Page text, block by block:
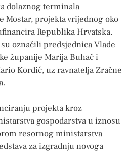
dolaznog terminala
Mostar, projekta vrijednog oko
Republika Hrvatska.
označili predsjednica Vlade
županije Marija Buhač i
Kordić, uz ravnatelja Zračne
projekta kroz
gospodarstva u iznosu
resornog ministarstva
za izgradnju novoga